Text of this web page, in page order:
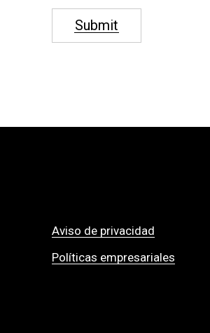
Submit
Aviso de privacidad
Políticas empresariales